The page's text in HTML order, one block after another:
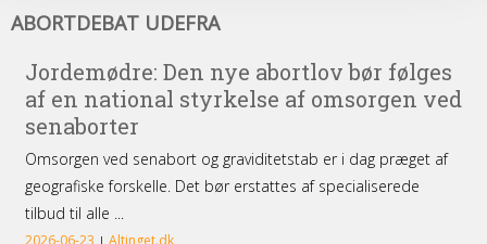
udefra
ABORTDEBAT UDEFRA